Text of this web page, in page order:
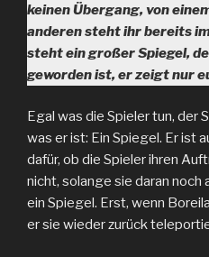
keinen Übergang, von
anderen steht ihr bereits
steht ein großer Spiegel,
geworden ist, er zeigt nur
Egal was die Spieler tun, der
was er ist: Ein Spiegel. Er ist
dafür, ob die Spieler ihren
nicht, solange sie daran
ein Spiegel. Erst, wenn
er sie wieder zurück